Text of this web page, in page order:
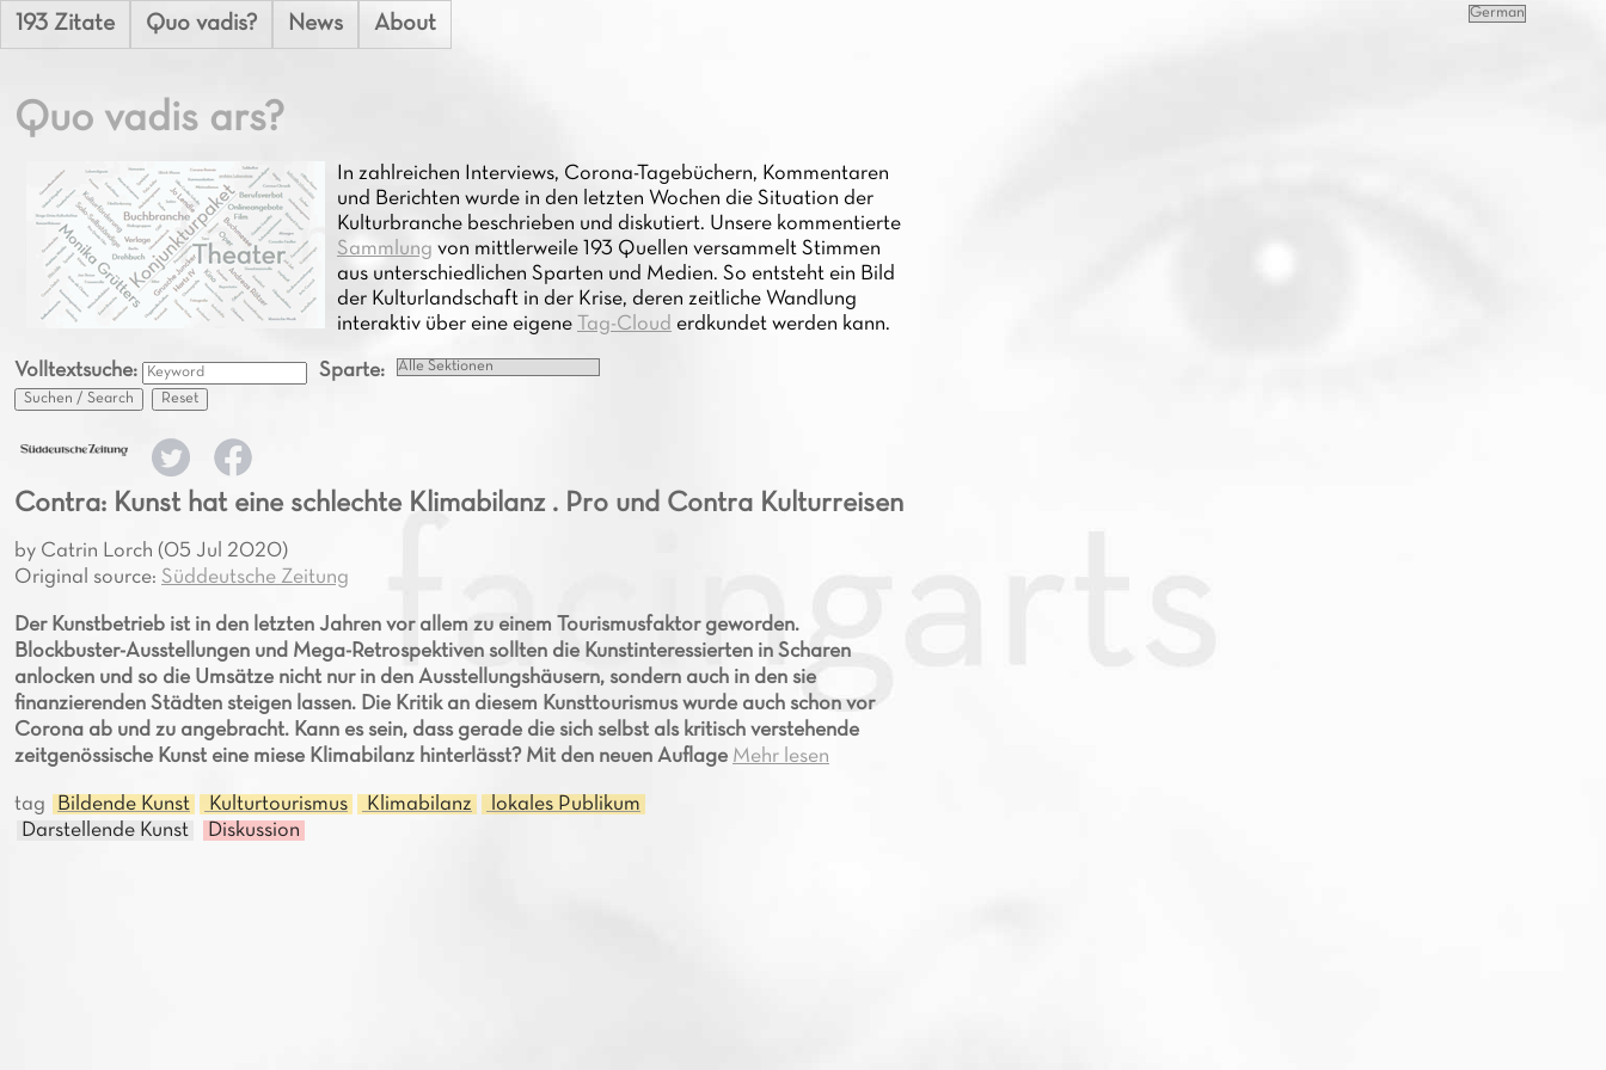
193 Zitate Quo vadis? News About
Quo vadis ars?
In zahlreichen Interviews, Corona-Tagebüchern, Kommentaren
und Berichten wurde in den letzten Wochen die Situation der
Kulturbranche beschrieben und diskutiert. Unsere kommentierte
Sammlung von mittlerweile 193 Quellen versammelt Stimmen
aus unterschiedlichen Sparten und Medien. So entsteht ein Bild
der Kulturlandschaft in der Krise, deren zeitliche Wandlung
interaktiv über eine eigene
Tag-Cloud erdkundet werden kann.
Volltextsuche: Sparte:
Suchen / Search Reset
Contra: Kunst hat eine schlechte Klimabilanz . Pro und Contra Kulturreisen
by Catrin Lorch (05 Jul 2020)
Original source: Süddeutsche Zeitung
Der Kunstbetrieb ist in den letzten Jahren vor allem zu einem Tourismusfaktor geworden.
Blockbuster-Ausstellungen und Mega-Retrospektiven sollten die Kunstinteressierten in Scharen
anlocken und so die Umsätze nicht nur in den Ausstellungshäusern, sondern auch in den sie
finanzierenden Städten steigen lassen. Die Kritik an diesem Kunsttourismus wurde auch schon vor
Corona ab und zu angebracht. Kann es sein, dass gerade die sich selbst als kritisch verstehende
zeitgenössische Kunst eine miese Klimabilanz hinterlässt? Mit den neuen Auflage Mehr lesen
tag Bildende Kunst Kulturtourismus Klimabilanz
lokales Publikum
Darstellende Kunst
Diskussion